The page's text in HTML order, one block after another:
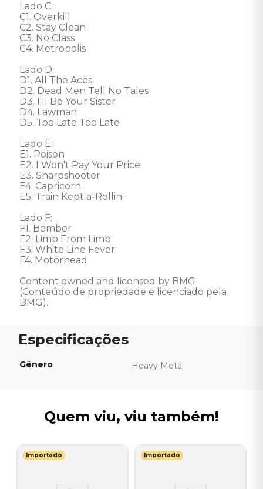
Lado C:
C1. Overkill
C2. Stay Clean
C3. No Class
C4. Metropolis
Lado D:
D1. All The Aces
D2. Dead Men Tell No Tales
D3. I'll Be Your Sister
D4. Lawman
D5. Too Late Too Late
Lado E:
E1. Poison
E2. I Won't Pay Your Price
E3. Sharpshooter
E4. Capricorn
E5. Train Kept a-Rollin'
Lado F:
F1. Bomber
F2. Limb From Limb
F3. White Line Fever
F4. Motörhead
Content owned and licensed by BMG
(Conteúdo de propriedade e licenciado pela
BMG).
Gênero Heavy Metal
Quem viu, viu também!
Importado Importado